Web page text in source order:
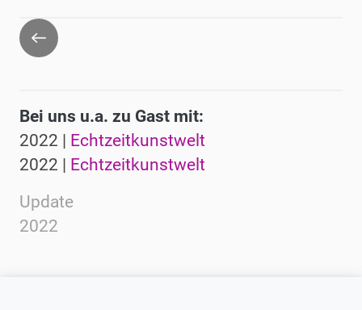
Zurück
Bei uns u.a. zu Gast mit:
2022 | Echtzeitkunstwelt
2022 | Echtzeitkunstwelt
Update
2022